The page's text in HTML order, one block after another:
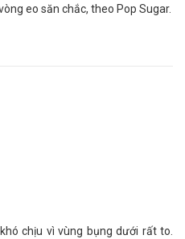
eo săn chắc, theo Pop Sugar.
chịu vì vùng bụng dưới rất to.